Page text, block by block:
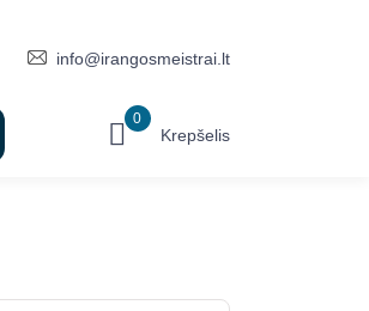
info@irangosmeistrai.lt
0
Krepšelis